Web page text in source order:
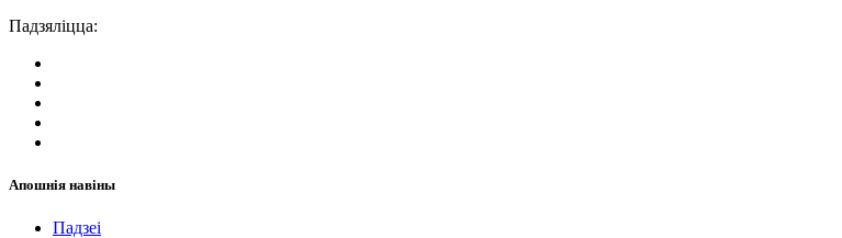
Падзяліцца:
Апошнія навіны
Падзеі